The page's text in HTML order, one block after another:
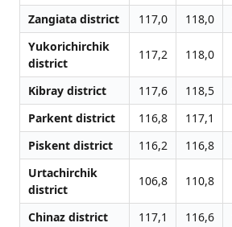
Zangiata district 117,0 118,0
Yukorichirchik
district
117,2 118,0
Kibray district 117,6 118,5
Parkent district
116,8 117,1
Piskent district
116,2 116,8
Urtachirchik
district
106,8 110,8
Chinaz district 117,1 116,6